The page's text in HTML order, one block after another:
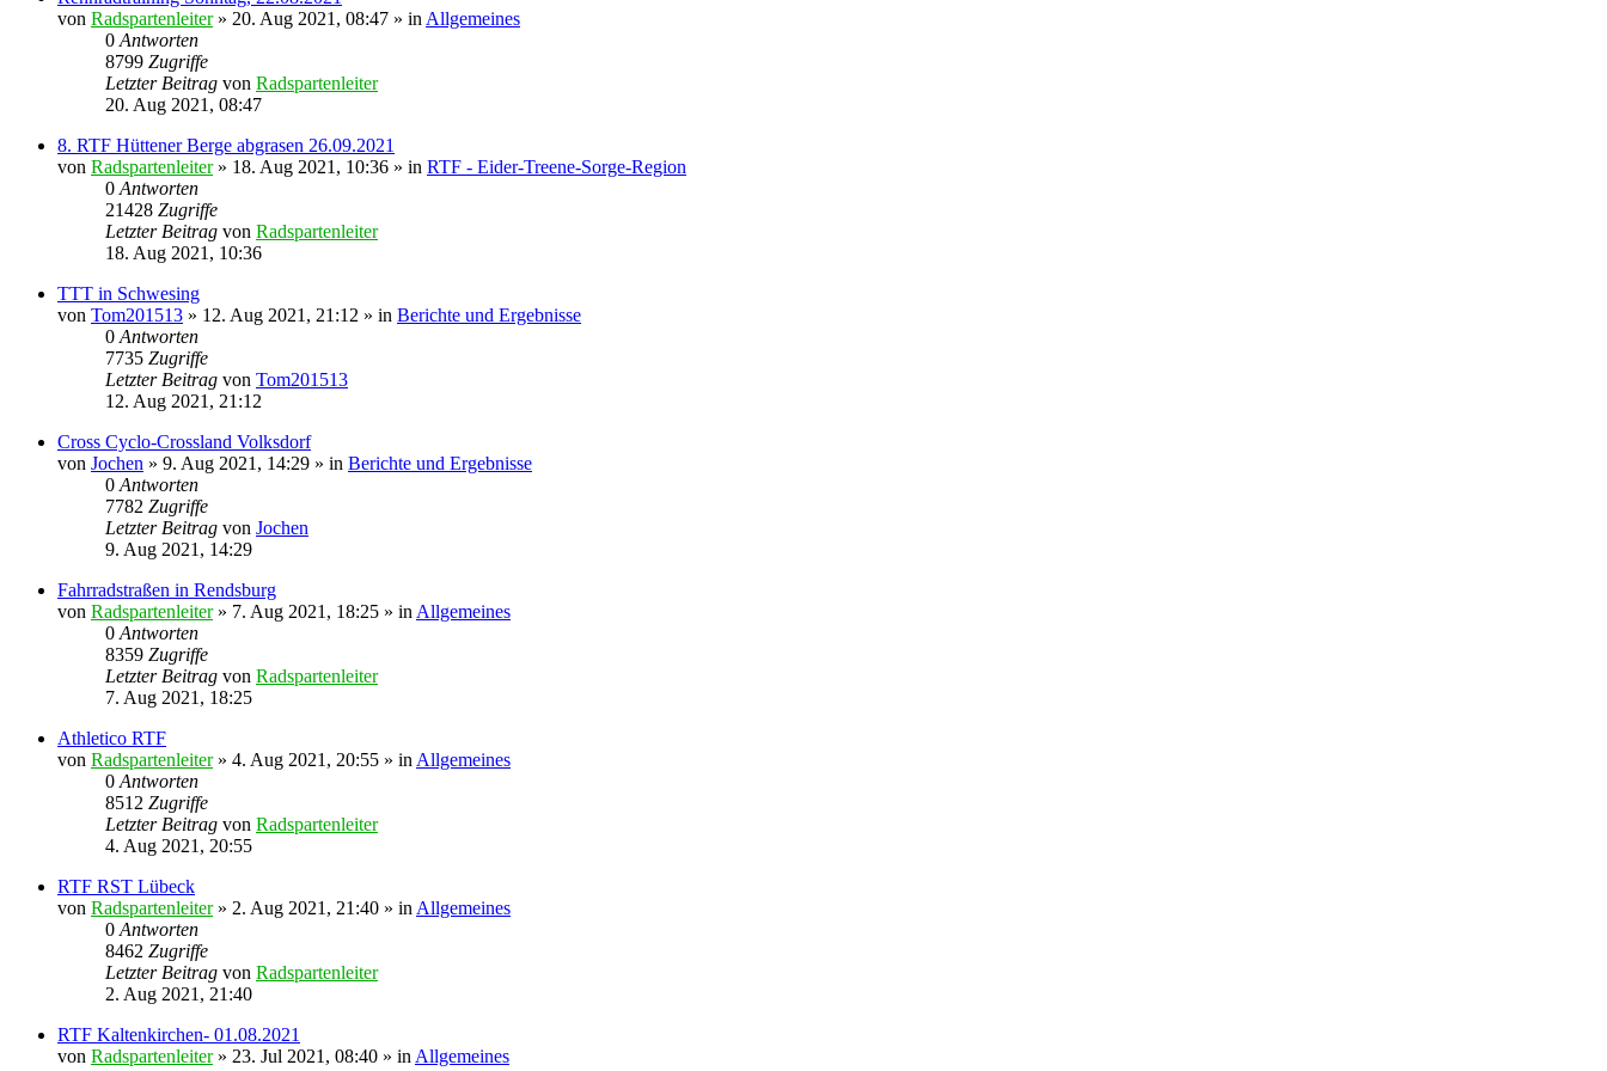
von Radspartenleiter» 20. Aug 2021, 08:47 » in Allgemeines
0 Antworten
8799 Zugriffe
Letzter Beitrag von Radspartenleiter
20. Aug 2021, 08:47
8. RTF Hüttener Berge abgrasen 26.09.2021
von Radspartenleiter» 18. Aug 2021, 10:36 » in RTF - Eider-Treene-Sorge-Region
0 Antworten
21428 Zugriffe
Letzter Beitrag von Radspartenleiter
18. Aug 2021, 10:36
TTT in Schwesing
von Tom201513 » 12. Aug 2021, 21:12 » in Berichte und Ergebnisse
0 Antworten
7735 Zugriffe
Letzter Beitrag von Tom201513
12. Aug 2021, 21:12
Cross Cyclo-Crossland Volksdorf
von Jochen » 9. Aug 2021, 14:29 » in Berichte und Ergebnisse
0 Antworten
7782 Zugriffe
Letzter Beitrag von Jochen
9. Aug 2021, 14:29
Fahrradstraßen in Rendsburg
von Radspartenleiter» 7. Aug 2021, 18:25 » in Allgemeines
0 Antworten
8359 Zugriffe
Letzter Beitrag von Radspartenleiter
7. Aug 2021, 18:25
Athletico RTF
von Radspartenleiter» 4. Aug 2021, 20:55 » in Allgemeines
0 Antworten
8512 Zugriffe
Letzter Beitrag von Radspartenleiter
4. Aug 2021, 20:55
RTF RST Lübeck
von Radspartenleiter» 2. Aug 2021, 21:40 » in Allgemeines
0 Antworten
8462 Zugriffe
Letzter Beitrag von Radspartenleiter
2. Aug 2021, 21:40
RTF Kaltenkirchen- 01.08.2021
von Radspartenleiter» 23. Jul 2021, 08:40 » in Allgemeines